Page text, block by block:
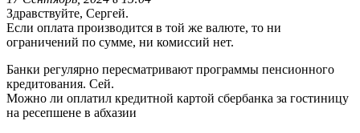
Здравствуйте, Сергей.
Если оплата производится в той же валюте, то ни
ограничений по сумме, ни комиссий нет.
Банки регулярно пересматривают программы пенсионного
кредитования. Сей.
Можно ли оплатил кредитной картой сбербанка за гостиницу
на ресепшене в абхазии